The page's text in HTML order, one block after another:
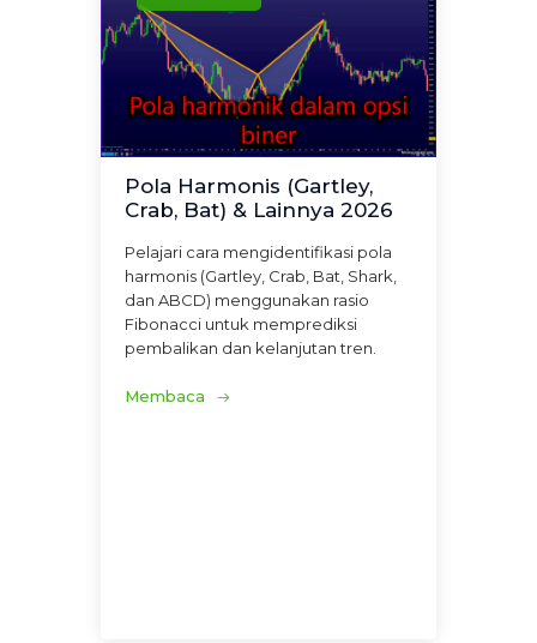
Pola Harmonis (Gartley,
Crab, Bat) & Lainnya 2026
Pelajari cara mengidentifikasi pola
harmonis (Gartley, Crab, Bat, Shark,
dan ABCD) menggunakan rasio
Fibonacci untuk memprediksi
pembalikan dan kelanjutan tren.
Membaca